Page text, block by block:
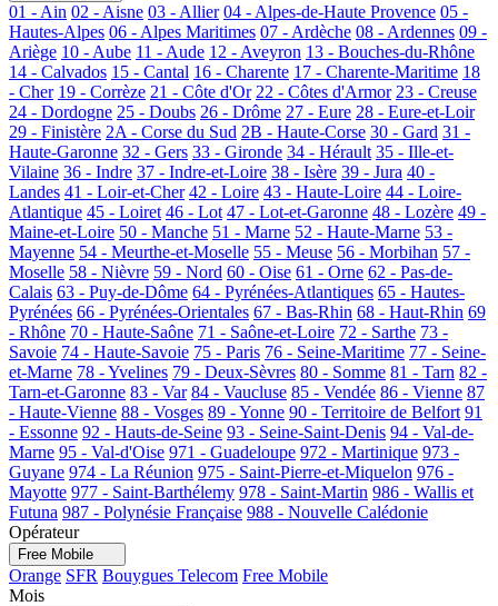
01 - Ain 02 - Aisne 03 - Allier 04 - Alpes-de-Haute Provence 05 -
Hautes-Alpes 06 - Alpes Maritimes 07 - Ardèche 08 - Ardennes 09 -
Ariège 10 - Aube 11 - Aude 12 - Aveyron 13 - Bouches-du-Rhône
14 - Calvados 15 - Cantal 16 - Charente 17 - Charente-Maritime 18
- Cher 19 - Corrèze 21 - Côte d'Or 22 - Côtes d'Armor 23 - Creuse
24 - Dordogne 25 - Doubs 26 - Drôme 27 - Eure 28 - Eure-et-Loir
29 - Finistère 2A - Corse du Sud 2B - Haute-Corse 30 - Gard 31 -
Haute-Garonne 32 - Gers 33 - Gironde 34 - Hérault 35 - Ille-et-
Vilaine 36 - Indre 37 - Indre-et-Loire 38 - Isère 39 - Jura 40 -
Landes 41 - Loir-et-Cher 42 - Loire 43 - Haute-Loire 44 - Loire-
Atlantique 45 - Loiret 46 - Lot 47 - Lot-et-Garonne 48 - Lozère 49 -
Maine-et-Loire 50 - Manche 51 - Marne 52 - Haute-Marne 53 -
Mayenne 54 - Meurthe-et-Moselle 55 - Meuse 56 - Morbihan 57 -
Moselle 58 - Nièvre 59 - Nord 60 - Oise 61 - Orne 62 - Pas-de-
Calais 63 - Puy-de-Dôme 64 - Pyrénées-Atlantiques 65 - Hautes-
Pyrénées 66 - Pyrénées-Orientales 67 - Bas-Rhin 68 - Haut-Rhin 69
- Rhône 70 - Haute-Saône 71 - Saône-et-Loire 72 - Sarthe 73 -
Savoie 74 - Haute-Savoie 75 - Paris 76 - Seine-Maritime 77 - Seine-
et-Marne 78 - Yvelines 79 - Deux-Sèvres 80 - Somme 81 - Tarn 82 -
Tarn-et-Garonne 83 - Var 84 - Vaucluse 85 - Vendée 86 - Vienne 87
- Haute-Vienne 88 - Vosges 89 - Yonne 90 - Territoire de Belfort 91
- Essonne 92 - Hauts-de-Seine 93 - Seine-Saint-Denis 94 - Val-de-
Marne 95 - Val-d'Oise 971 - Guadeloupe 972 - Martinique 973 -
Guyane 974 - La Réunion 975 - Saint-Pierre-et-Miquelon 976 -
Mayotte 977 - Saint-Barthélemy 978 - Saint-Martin 986 - Wallis et
Futuna 987 - Polynésie Française 988 - Nouvelle Calédonie
Opérateur
Free Mobile
Orange SFR Bouygues Telecom Free Mobile
Mois